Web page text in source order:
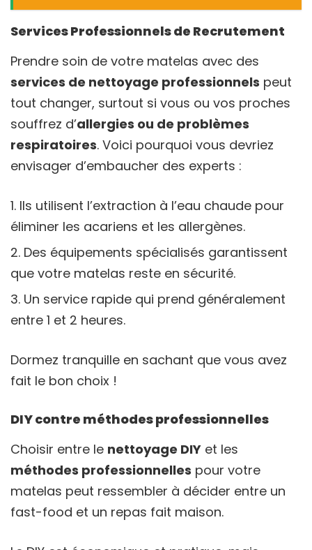
Services Professionnels de Recrutement
Prendre soin de votre matelas avec des
services de nettoyage professionnels peut
tout changer, surtout si vous ou vos proches
souffrez d’allergies ou de problèmes
respiratoires. Voici pourquoi vous devriez
envisager d’embaucher des experts :
Ils utilisent l’extraction à l’eau chaude pour
éliminer les acariens et les allergènes.
Des équipements spécialisés garantissent
que votre matelas reste en sécurité.
Un service rapide qui prend généralement
entre 1 et 2 heures.
Dormez tranquille en sachant que vous avez
fait le bon choix !
DIY contre méthodes professionnelles
Choisir entre le nettoyage DIY et les
méthodes professionnelles pour votre
matelas peut ressembler à décider entre un
fast-food et un repas fait maison.